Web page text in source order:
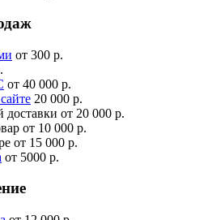
от 300 р.
от 40 000 р.
20 000 р.
доставки от 20 000 р.
от 10 000 р.
от 15 000 р.
от 5000 р.